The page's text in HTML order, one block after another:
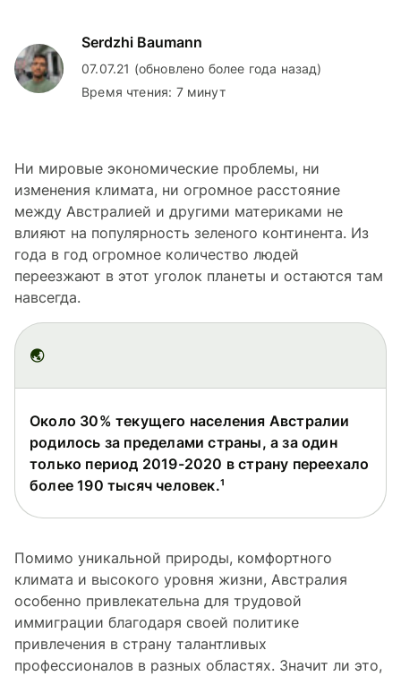
Serdzhi Baumann
07.07.21 (обновлено более года назад)
Время чтения: 7 минут
Ни мировые экономические проблемы, ни
изменения климата, ни огромное расстояние
между Австралией и другими материками не
влияют на популярность зеленого континента. Из
года в год огромное количество людей
переезжают в этот уголок планеты и остаются там
навсегда.
🌏
Около 30% текущего населения Австралии
родилось за пределами страны, а за один
только период 2019-2020 в страну переехало
более 190 тысяч человек.¹
Помимо уникальной природы, комфортного
климата и высокого уровня жизни, Австралия
особенно привлекательна для трудовой
иммиграции благодаря своей политике
привлечения в страну талантливых
профессионалов в разных областях. Значит ли это,